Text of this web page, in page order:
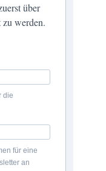
über
werden.
die
für eine
an